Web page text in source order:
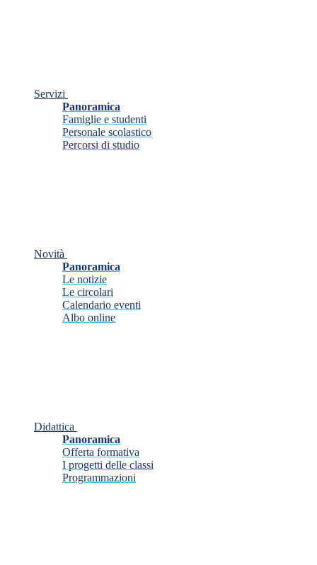
Servizi
Panoramica
Famiglie e studenti
Personale scolastico
Percorsi di studio
Novità
Panoramica
Le notizie
Le circolari
Calendario eventi
Albo online
Didattica
Panoramica
Offerta formativa
I progetti delle classi
Programmazioni